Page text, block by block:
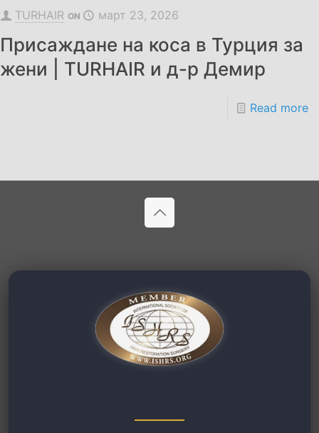
TURHAIR ON март 23, 2026
Присаждане на коса в Турция за
жени | TURHAIR и д-р Демир
Read more